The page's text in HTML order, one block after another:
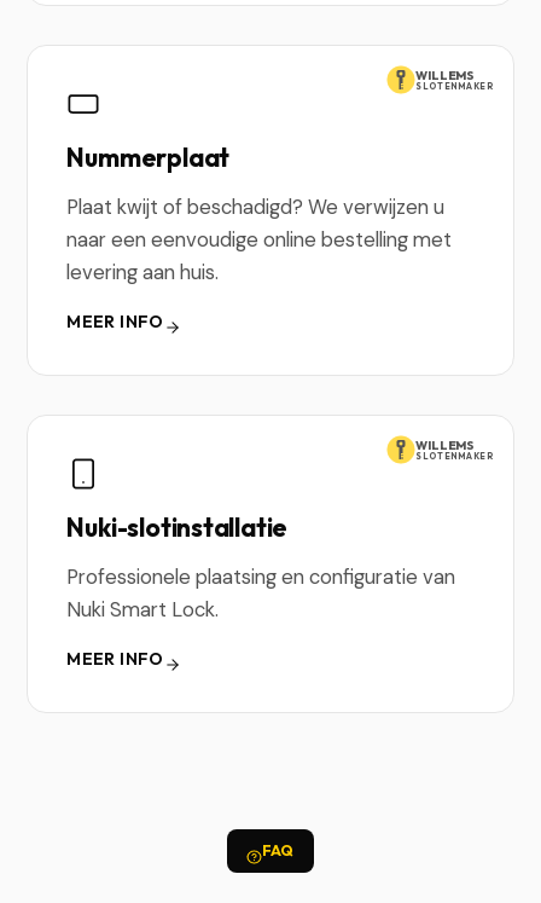
WILLEMS
SLOTENMAKER
Nummerplaat
Plaat kwijt of beschadigd? We verwijzen u
naar een eenvoudige online bestelling met
levering aan huis.
MEER INFO
WILLEMS
SLOTENMAKER
Nuki-slotinstallatie
Professionele plaatsing en configuratie van
Nuki Smart Lock.
MEER INFO
FAQ